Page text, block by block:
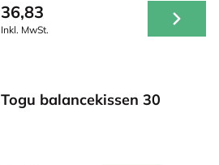
36,83
Inkl. MwSt.
Togu balancekissen 30